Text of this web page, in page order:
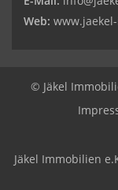
Web:
© Jäkel
Jäkel Immobilien